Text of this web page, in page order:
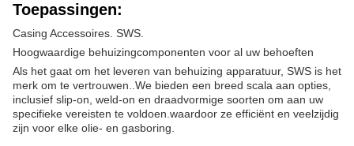
Toepassingen:
Casing Accessoires. SWS.
Hoogwaardige behuizingcomponenten voor al uw behoeften
Als het gaat om het leveren van behuizing apparatuur, SWS is het
merk om te vertrouwen..We bieden een breed scala aan opties,
inclusief slip-on, weld-on en draadvormige soorten om aan uw
specifieke vereisten te voldoen.waardoor ze efficiënt en veelzijdig
zijn voor elke olie- en gasboring.